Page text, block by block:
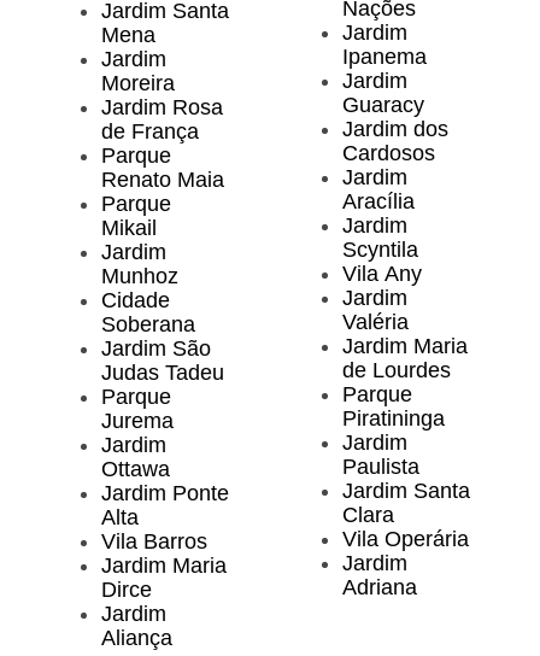
Jardim Santa
Mena
Jardim
Moreira
Jardim Rosa
de França
Parque
Renato Maia
Parque
Mikail
Jardim
Munhoz
Cidade
Soberana
Jardim São
Judas Tadeu
Parque
Jurema
Jardim
Ottawa
Jardim Ponte
Alta
Vila Barros
Jardim Maria
Dirce
Jardim
Aliança
Nações
Jardim
Ipanema
Jardim
Guaracy
Jardim dos
Cardosos
Jardim
Aracília
Jardim
Scyntila
Vila Any
Jardim
Valéria
Jardim Maria
de Lourdes
Parque
Piratininga
Jardim
Paulista
Jardim Santa
Clara
Vila Operária
Jardim
Adriana